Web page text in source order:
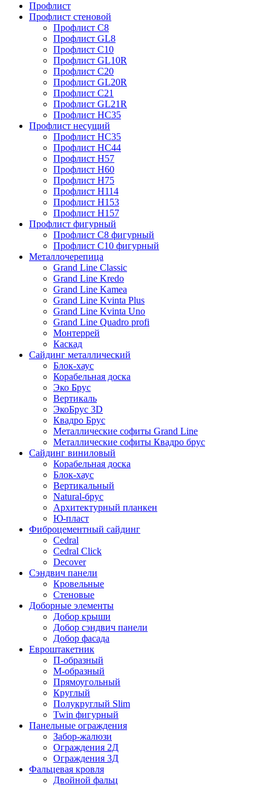
Профлист
Профлист стеновой
Профлист С8
Профлист GL8
Профлист С10
Профлист GL10R
Профлист С20
Профлист GL20R
Профлист С21
Профлист GL21R
Профлист НС35
Профлист несущий
Профлист НС35
Профлист НС44
Профлист Н57
Профлист Н60
Профлист Н75
Профлист Н114
Профлист Н153
Профлист Н157
Профлист фигурный
Профлист С8 фигурный
Профлист С10 фигурный
Металлочерепица
Grand Line Classic
Grand Line Kredo
Grand Line Kamea
Grand Line Kvinta Plus
Grand Line Kvinta Uno
Grand Line Quadro profi
Монтеррей
Каскад
Сайдинг металлический
Блок-хаус
Корабельная доска
Эко Брус
Вертикаль
ЭкоБрус 3D
Квадро Брус
Металлические софиты Grand Line
Металлические софиты Квадро брус
Сайдинг виниловый
Корабельная доска
Блок-хаус
Вертикальный
Natural-брус
Архитектурный планкен
Ю-пласт
Фиброцементный сайдинг
Cedral
Cedral Click
Decover
Сэндвич панели
Кровельные
Стеновые
Доборные элементы
Добор крыши
Добор сэндвич панели
Добор фасада
Евроштакетник
П-образный
М-образный
Прямоугольный
Круглый
Полукруглый Slim
Twin фигурный
Панельные ограждения
Забор-жалюзи
Ограждения 2Д
Ограждения 3Д
Фальцевая кровля
Двойной фальц